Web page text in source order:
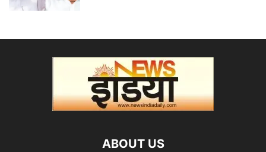
ABOUT US